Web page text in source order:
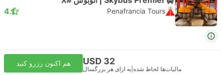
Penafrancia Tours
4.1
USD 32
مالیات‌ها لحاظ شده به ازای هر بزرگسال
هم اکنون رزرو کنید